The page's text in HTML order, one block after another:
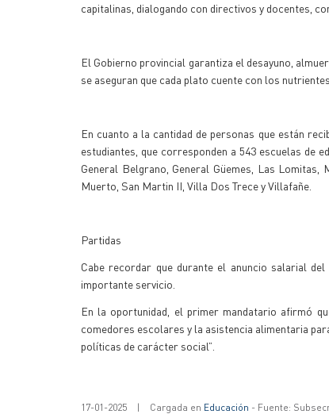
capitalinas, dialogando con directivos y docentes,
El Gobierno provincial garantiza el desayuno,
se aseguran que cada plato cuente con los
En cuanto a la cantidad de personas que están
estudiantes, que corresponden a 543 escuelas de
General Belgrano, General Güemes, Las
Muerto, San Martin II, Villa Dos Trece y Villafañe.
Partidas
Cabe recordar que durante el anuncio salarial
importante servicio.
En la oportunidad, el primer mandatario afirmó
comedores escolares y la asistencia alimentaria
políticas de carácter social”.
17-01-2025 | Cargada en Educación - Fuente: